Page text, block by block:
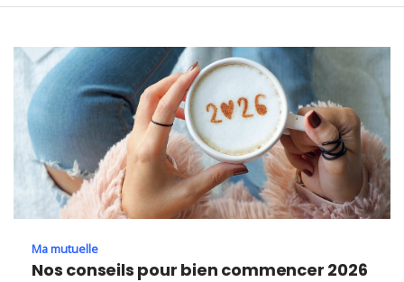
Ma mutuelle
Nos conseils pour bien commencer 2026